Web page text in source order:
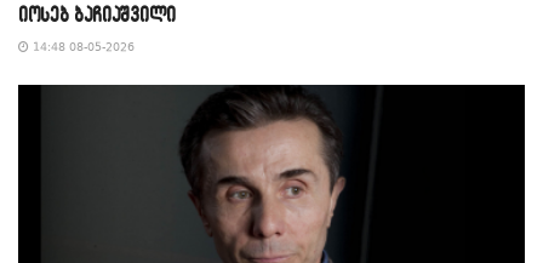
იოსებ ბაჩიაშვილი
14:48 08-05-2026